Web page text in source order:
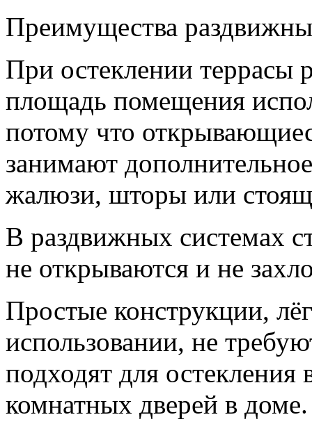
Преимущества
При остеклении террасы
площадь помещения
потому что
занимают
жалюзи, шторы или
В раздвижных системах
не открываются и не
Простые конструкции,
использовании, не
подходят для остекления
комнатных дверей в доме.